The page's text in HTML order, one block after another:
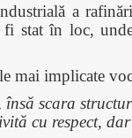
a
stat în loc,
mai implicate
scara
cu respect,